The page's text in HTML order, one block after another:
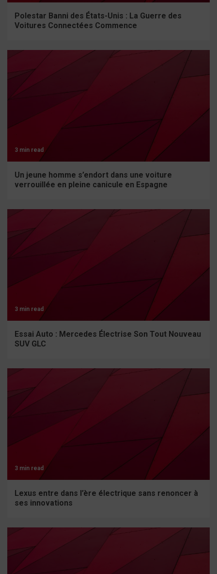
Polestar Banni des États-Unis : La Guerre des
Voitures Connectées Commence
3 min read
Un jeune homme s’endort dans une voiture
verrouillée en pleine canicule en Espagne
3 min read
Essai Auto : Mercedes Électrise Son Tout Nouveau
SUV GLC
3 min read
Lexus entre dans l’ère électrique sans renoncer à
ses innovations